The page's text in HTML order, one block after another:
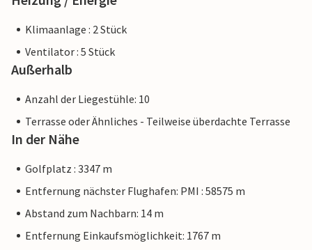
unterscheidet.
Klimaanlage : 2 Stück
Ventilator : 5 Stück
Außerhalb
Anzahl der Liegestühle: 10
Terrasse oder Ähnliches - Teilweise überdachte Terrasse
In der Nähe
Golfplatz : 3347 m
Entfernung nächster Flughafen: PMI : 58575 m
Abstand zum Nachbarn: 14 m
Entfernung Einkaufsmöglichkeit: 1767 m